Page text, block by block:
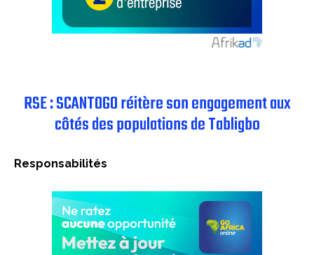
RSE : SCANTOGO réitère son engagement aux
côtés des populations de Tabligbo
Responsabilités